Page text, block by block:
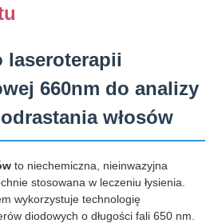
laseroterapii
660nm do analizy
włosów
to niechemiczna, nieinwazyjna
stosowana w leczeniu łysienia.
wykorzystuje technologię
diodowych o długości fali 650 nm.